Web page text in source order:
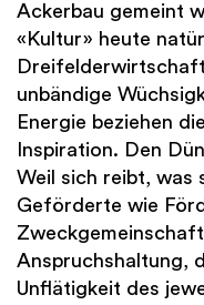
Ackerbau gemeint
«Kultur» heute
unbändige
Energie beziehen
Inspiration. Den
Weil sich reibt, was
Geförderte wie
Anspruchshaltung,
Unflätigkeit des